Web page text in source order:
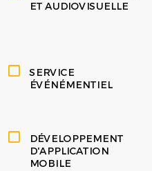
ET AUDIOVISUELLE
SERVICE
ÉVÉNÉMENTIEL
DÉVELOPPEMENT
D'APPLICATION
MOBILE